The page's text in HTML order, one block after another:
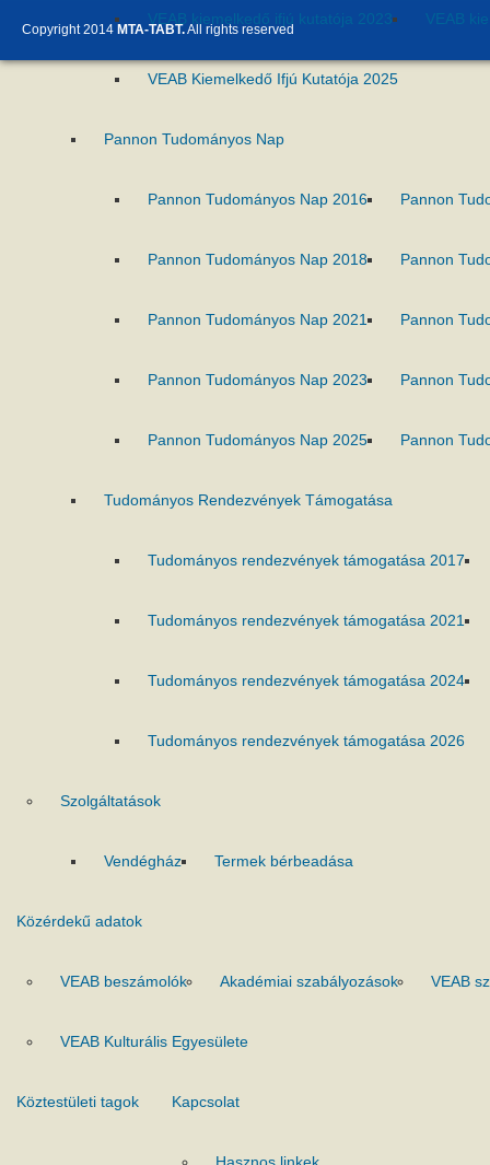
VEAB kiemelkedő ifjú kutatója 2023 VEAB
VEAB Kiemelkedő Ifjú Kutatója 2025
Pannon Tudományos Nap
Pannon Tudományos Nap 2016 Pannon
Pannon Tudományos Nap 2018 Pannon
Pannon Tudományos Nap 2021 Pannon
Pannon Tudományos Nap 2023 Pannon
Pannon Tudományos Nap 2025 Pannon
Tudományos Rendezvények Támogatása
Tudományos rendezvények támogatása 2017
Tudományos rendezvények támogatása 2021
Tudományos rendezvények támogatása 2024
Tudományos rendezvények támogatása 2026
Szolgáltatások
Vendégház Termek bérbeadása
Közérdekű adatok
VEAB beszámolók Akadémiai szabályozások VEAB
VEAB Kulturális Egyesülete
Köztestületi tagok Kapcsolat
Copyright 2014 MTA-TABT.All rights reserved